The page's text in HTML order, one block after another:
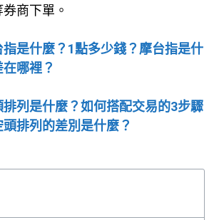
券商下單。
指是什麼？1點多少錢？摩台指是什
哪裡？
排列是什麼？如何搭配交易的3步驟
排列的差別是什麼？